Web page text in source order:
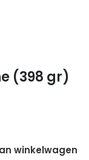
(398 gr)
winkelwagen